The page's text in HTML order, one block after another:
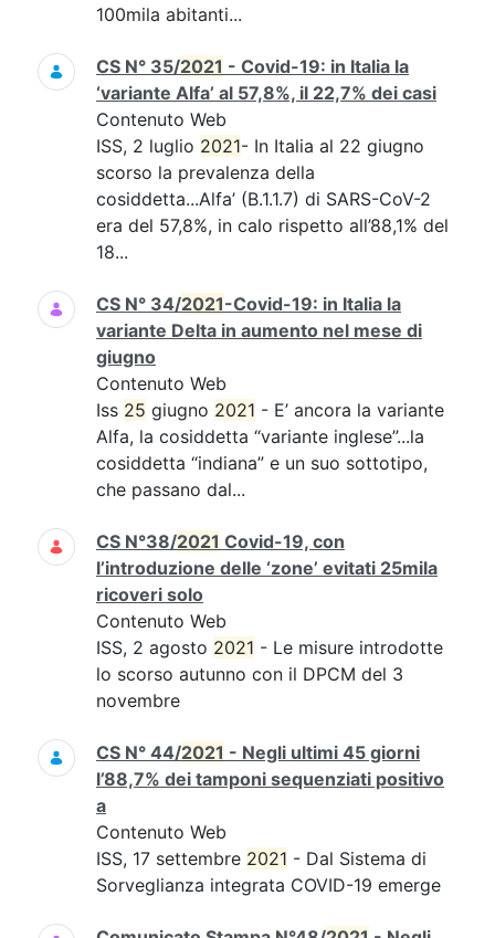
100mila abitanti...
CS N° 35/2021 - Covid-19: in Italia la
‘variante Alfa’ al 57,8%, il 22,7% dei casi
Contenuto Web
ISS, 2 luglio 2021- In Italia al 22 giugno
scorso la prevalenza della
cosiddetta...Alfa’ (B.1.1.7) di SARS-CoV-2
era del 57,8%, in calo rispetto all’88,1% del
18...
CS N° 34/2021-Covid-19: in Italia la
variante Delta in aumento nel mese di
giugno
Contenuto Web
Iss 25 giugno 2021 - E’ ancora la variante
Alfa, la cosiddetta “variante inglese”...la
cosiddetta “indiana” e un suo sottotipo,
che passano dal...
CS N°38/2021 Covid-19, con
l’introduzione delle ‘zone’ evitati 25mila
ricoveri solo
Contenuto Web
ISS, 2 agosto 2021 - Le misure introdotte
lo scorso autunno con il DPCM del 3
novembre
CS N° 44/2021 - Negli ultimi 45 giorni
l’88,7% dei tamponi sequenziati positivo
a
Contenuto Web
ISS, 17 settembre 2021 - Dal Sistema di
Sorveglianza integrata COVID-19 emerge